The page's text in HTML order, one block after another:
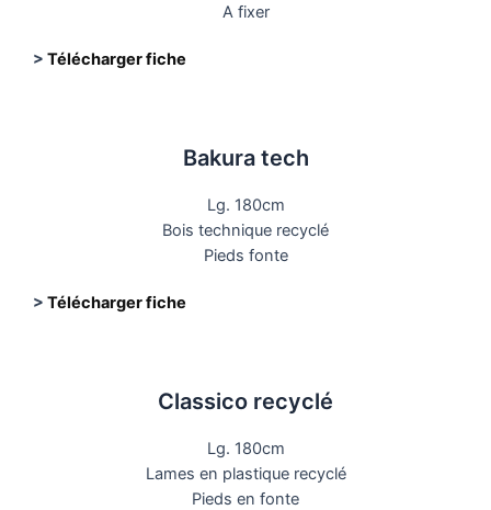
A fixer
> Télécharger fiche
Bakura tech
Lg. 180cm
Bois technique recyclé
Pieds fonte
> Télécharger fiche
Classico recyclé
Lg. 180cm
Lames en plastique recyclé
Pieds en fonte